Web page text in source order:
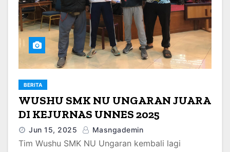
BERITA
WUSHU SMK NU UNGARAN JUARA
DI KEJURNAS UNNES 2025
Jun 15, 2025 Masngademin
Tim Wushu SMK NU Ungaran kembali lagi